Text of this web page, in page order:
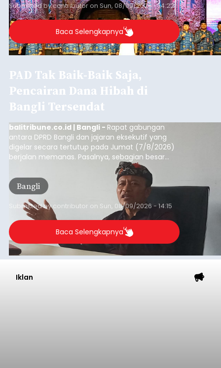
Submitted bycontributoron Sun, 08/09/2026 - 14:22
Baca Selengkapnya
PAD Tak Baik-Baik Saja,
Pencairan Dana Hibah di
Bangli Tersendat
balitribune.co.id | Bangli - Rapat gabungan
antara DPRD Bangli dan jajaran eksekutif yang
digelar secara tertutup pada Jumat (7/8/2026)
berjalan memanas. Pasalnya, sebagian besar
dana hibah yang bersumber dari pokok-pokok
pikiran (pokok-pokok pikiran/pokir) dewan hasil
penjaringan aspirasi masyarakat saat reses tak
kunjung cair.
Bangli
Submitted bycontributor on Sun, 08/09/2026 - 14:15
Baca Selengkapnya
Iklan